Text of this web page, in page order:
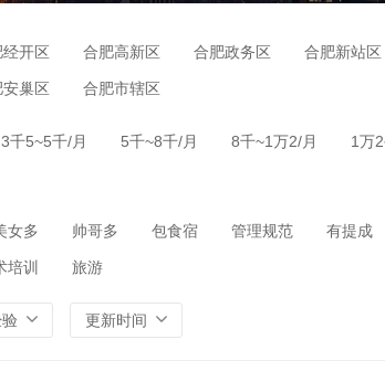
开区 合肥高新区 合肥政务区 合肥新站区
巢区 合肥市辖区
3千5~5千/月 5千~8千/月 8千~1万2/月 1万
女多 帅哥多 包食宿 管理规范 有提成
培训 旅游
更新时间